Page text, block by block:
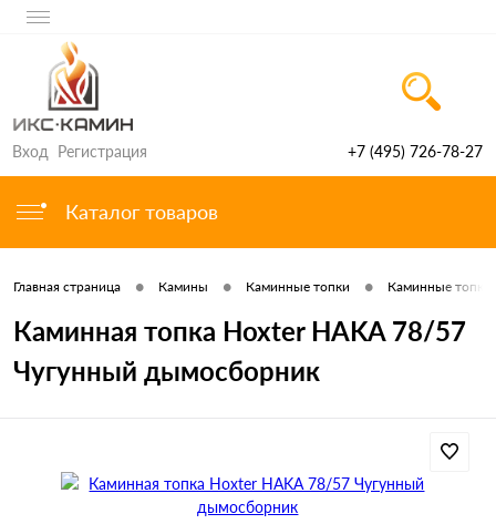
Вход Регистрация +7 (495) 726-78-27
Каталог товаров
Главная страница • Камины • Каминные топки • Каминные топки
Каминная топка Hoxter HAKA 78/57
Чугунный дымосборник